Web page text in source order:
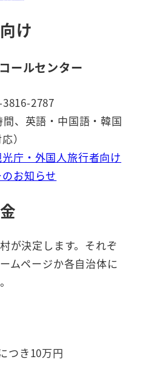
け
ールセンター
2787
、英語・中国語・韓国
）
庁・外国人旅行者向け
お知らせ
が決定します。それぞ
ムページか各自治体に
つき10万円